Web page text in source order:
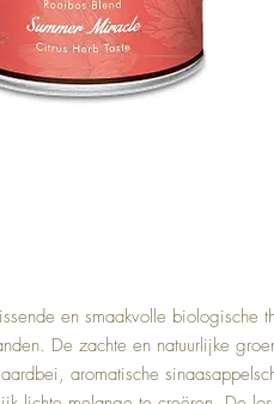
en smaakvolle biologische
De zachte en natuurlijke
aromatische